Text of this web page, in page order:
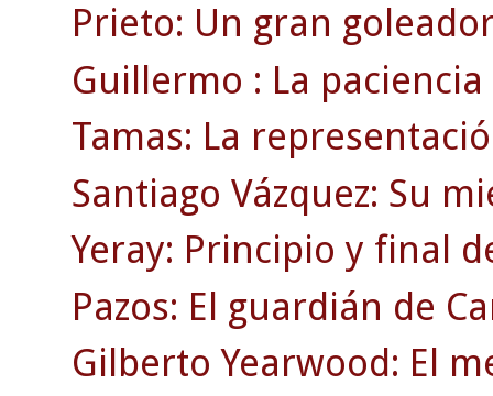
Prieto: Un gran
Guillermo : La
Tamas: La
Santiago Vázquez: Su
Yeray: Principio y final
Pazos: El guardián de
Gilberto Yearwood: El